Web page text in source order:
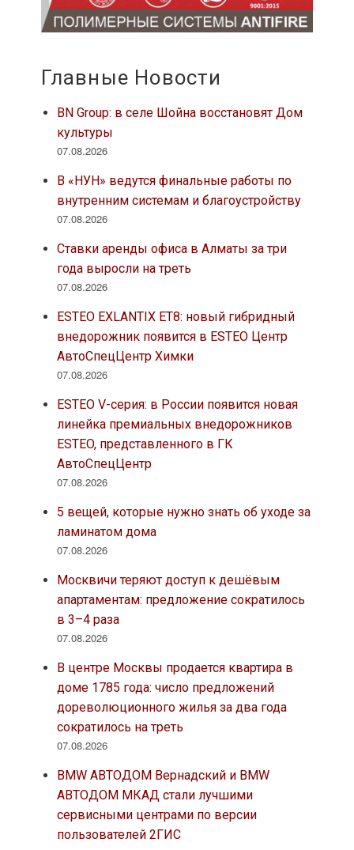
Главные Новости
BN Group: в селе Шойна восстановят Дом
культуры
07.08.2026
В «НУН» ведутся финальные работы по
внутренним системам и благоустройству
07.08.2026
Ставки аренды офиса в Алматы за три
года выросли на треть
07.08.2026
ESTEO EXLANTIX ET8: новый гибридный
внедорожник появится в ESTEO Центр
АвтоСпецЦентр Химки
07.08.2026
ESTEO V-серия: в России появится новая
линейка премиальных внедорожников
ESTEO, представленного в ГК
АвтоСпецЦентр
07.08.2026
5 вещей, которые нужно знать об уходе за
ламинатом дома
07.08.2026
Москвичи теряют доступ к дешёвым
апартаментам: предложение сократилось
в 3–4 раза
07.08.2026
В центре Москвы продается квартира в
доме 1785 года: число предложений
дореволюционного жилья за два года
сократилось на треть
07.08.2026
BMW АВТОДОМ Вернадский и BMW
АВТОДОМ МКАД стали лучшими
сервисными центрами по версии
пользователей 2ГИС